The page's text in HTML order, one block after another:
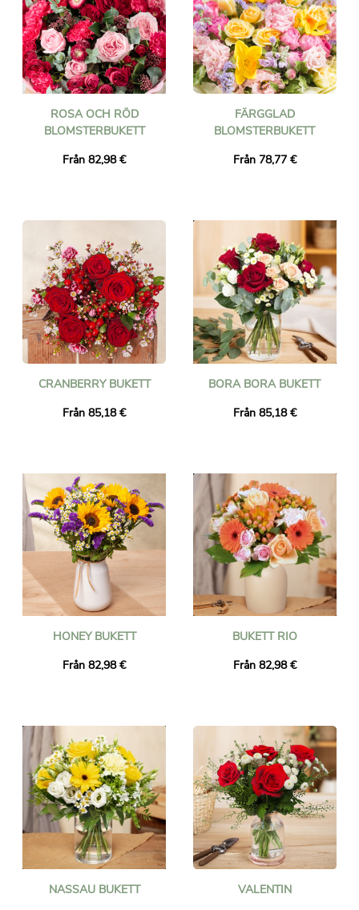
ROSA OCH RÖD
BLOMSTERBUKETT
Från 82,98 €
FÄRGGLAD
BLOMSTERBUKETT
Från 78,77 €
CRANBERRY BUKETT
Från 85,18 €
BORA BORA BUKETT
Från 85,18 €
HONEY BUKETT
Från 82,98 €
BUKETT RIO
Från 82,98 €
NASSAU BUKETT
VALENTIN